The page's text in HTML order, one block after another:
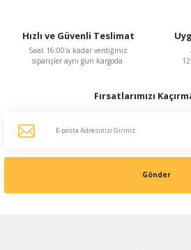
Hızlı ve Güvenli Teslimat
Saat 16:00'a kadar verdiğiniz
siparişler aynı gün kargoda.
Fırsatlarımızı
Gönder